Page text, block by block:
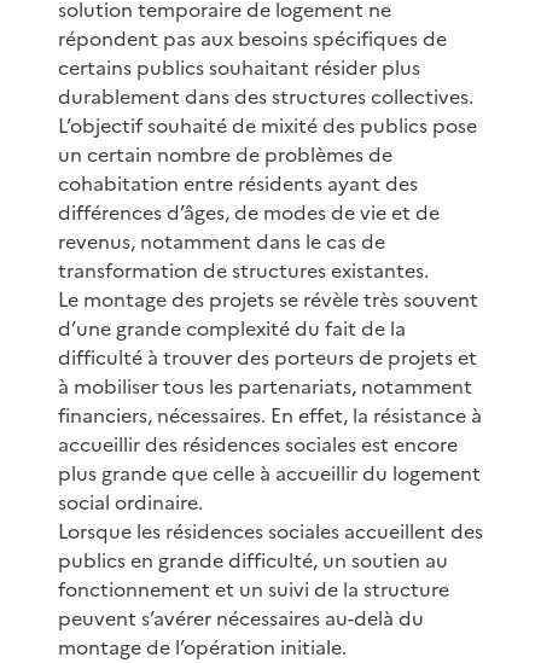
solution temporaire de logement ne
répondent pas aux besoins spécifiques de
certains publics souhaitant résider plus
durablement dans des structures collectives.
L’objectif souhaité de mixité des publics pose
un certain nombre de problèmes de
cohabitation entre résidents ayant des
différences d’âges, de modes de vie et de
revenus, notamment dans le cas de
transformation de structures existantes.
Le montage des projets se révèle très souvent
d’une grande complexité du fait de la
difficulté à trouver des porteurs de projets et
à mobiliser tous les partenariats, notamment
financiers, nécessaires. En effet, la résistance à
accueillir des résidences sociales est encore
plus grande que celle à accueillir du logement
social ordinaire.
Lorsque les résidences sociales accueillent des
publics en grande difficulté, un soutien au
fonctionnement et un suivi de la structure
peuvent s’avérer nécessaires au-delà du
montage de l’opération initiale.